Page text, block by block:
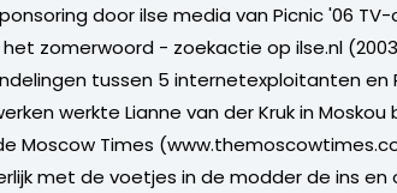
door ilse media van Picnic '06
zomerwoord - zoekactie op ilse.nl
tussen 5 internetexploitanten en
werkte Lianne van der Kruk in
Moscow Times
met de voetjes in de modder de ins en